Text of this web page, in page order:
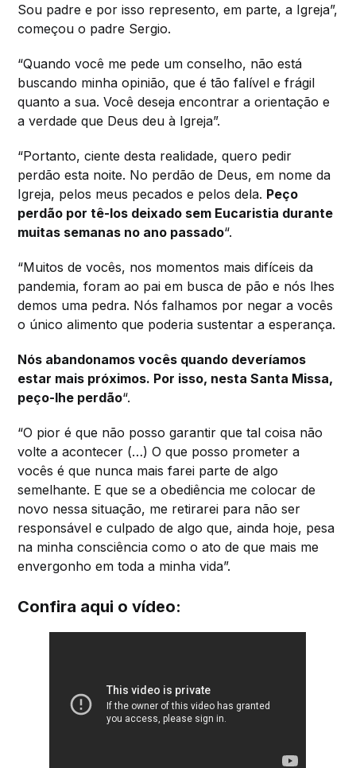
Sou padre e por isso represento, em parte, a Igreja”,
começou o padre Sergio.
“Quando você me pede um conselho, não está
buscando minha opinião, que é tão falível e frágil
quanto a sua. Você deseja encontrar a orientação e
a verdade que Deus deu à Igreja”.
“Portanto, ciente desta realidade, quero pedir
perdão esta noite. No perdão de Deus, em nome da
Igreja, pelos meus pecados e pelos dela. Peço
perdão por tê-los deixado sem Eucaristia durante
muitas semanas no ano passado“.
“Muitos de vocês, nos momentos mais difíceis da
pandemia, foram ao pai em busca de pão e nós lhes
demos uma pedra. Nós falhamos por negar a vocês
o único alimento que poderia sustentar a esperança.
Nós abandonamos vocês quando deveríamos
estar mais próximos. Por isso, nesta Santa Missa,
peço-lhe perdão“.
“O pior é que não posso garantir que tal coisa não
volte a acontecer (…) O que posso prometer a
vocês é que nunca mais farei parte de algo
semelhante. E que se a obediência me colocar de
novo nessa situação, me retirarei para não ser
responsável e culpado de algo que, ainda hoje, pesa
na minha consciência como o ato de que mais me
envergonho em toda a minha vida”.
Confira aqui o vídeo: